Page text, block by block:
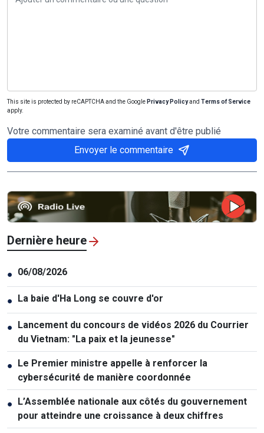
This site is protected by reCAPTCHA and the Google Privacy Policyand Terms of Service
apply.
Votre commentaire sera examiné avant d'être publié
Envoyer le commentaire
Dernière heure
● 06/08/2026
● La baie d'Ha Long se couvre d'or
● Lancement du concours de vidéos 2026 du Courrier
du Vietnam: "La paix et la jeunesse"
● Le Premier ministre appelle à renforcer la
cybersécurité de manière coordonnée
● L’Assemblée nationale aux côtés du gouvernement
pour atteindre une croissance à deux chiffres